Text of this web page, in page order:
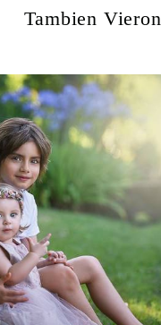
Tambien Vieron
1085 0